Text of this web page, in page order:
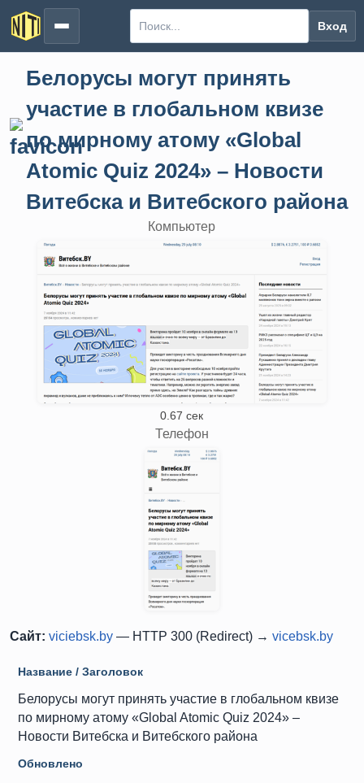
Вход
Белорусы могут принять
участие в глобальном квизе
по мирному атому «Global
Atomic Quiz 2024» – Новости
Витебска и Витебского района
Компьютер
0.67 сек
Телефон
Сайт: viciebsk.by — HTTP 300 (Redirect) → vicebsk.by
Название / Заголовок
Белорусы могут принять участие в глобальном квизе
по мирному атому «Global Atomic Quiz 2024» –
Новости Витебска и Витебского района
Обновлено